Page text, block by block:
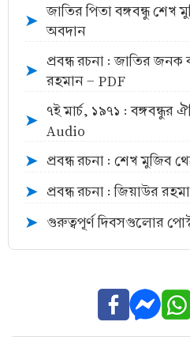
➤
জাতির পিতা বঙ্গবন্ধু শেখ
অবদান
➤
প্রবন্ধ রচনা : জাতির জনক
রহমান - PDF
➤
৭ই মার্চ, ১৯৭১ :
Audio
➤ প্রবন্ধ রচনা : শেখ মুজিব
➤ প্রবন্ধ রচনা : জিয়াউর
➤ গুরুত্বপূর্ণ দিবসগুলোর